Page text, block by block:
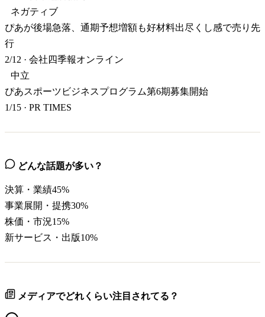
ネガティブ
ぴあが後場急落、通期予想増額も好材料出尽くし感で売り先
行
2/12 · 会社四季報オンライン
中立
ぴあスポーツビジネスプログラム第6期募集開始
1/15 · PR TIMES
どんな話題が多い？
決算・業績45%
事業展開・提携30%
株価・市況15%
新サービス・出版10%
メディアでどれくらい注目されてる？